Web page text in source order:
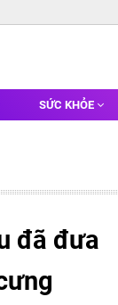
SỨC KHỎE
đã đưa